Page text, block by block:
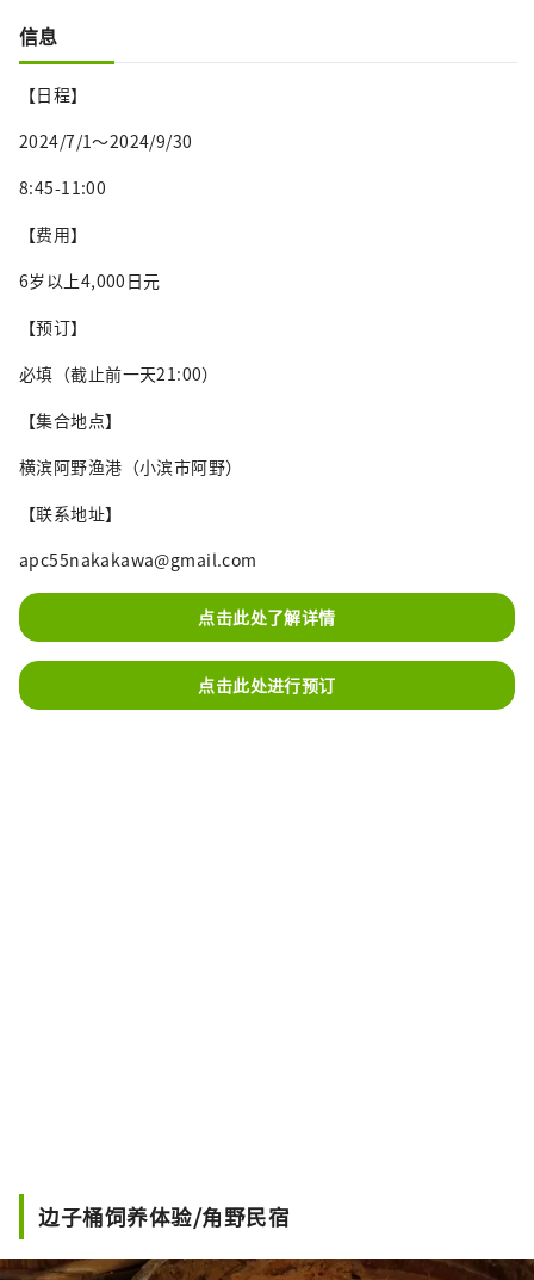
信息
【日程】
2024/7/1～2024/9/30
8:45-11:00
【费用】
6岁以上4,000日元
【预订】
必填（截止前一天21:00）
【集合地点】
横滨阿野渔港（小滨市阿野）
【联系地址】
apc55nakakawa@gmail.com
点击此处了解详情
点击此处进行预订
边子桶饲养体验/角野民宿